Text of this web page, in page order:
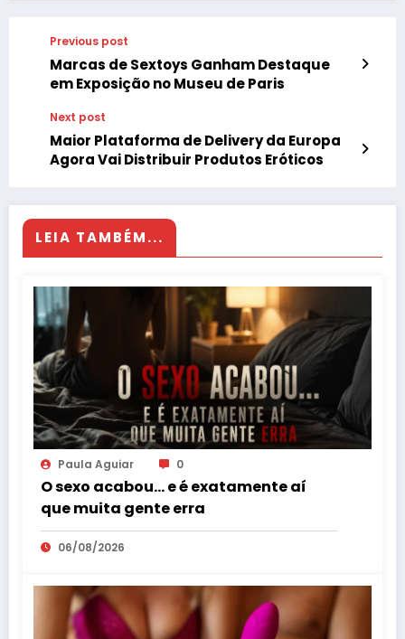
Previous post
Marcas de Sextoys Ganham Destaque
em Exposição no Museu de Paris
Next post
Maior Plataforma de Delivery da Europa
Agora Vai Distribuir Produtos Eróticos
LEIA TAMBÉM...
Paula Aguiar 0
O sexo acabou… e é exatamente aí
que muita gente erra
06/08/2026